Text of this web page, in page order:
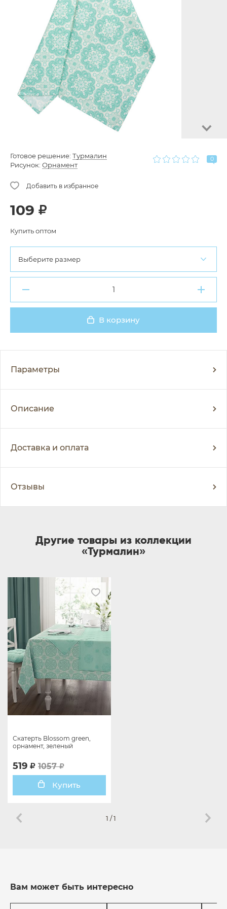
Готовое решение: Турмалин
Рисунок: Орнамент
0
109
Купить оптом
Выберите размер
В корзину
Параметры
Описание
Доставка и оплата
Отзывы
Другие товары из коллекции
«Турмалин»
Скатерть Blossom green,
орнамент, зеленый
519
1057
Купить
1 /1
Вам может быть интересно